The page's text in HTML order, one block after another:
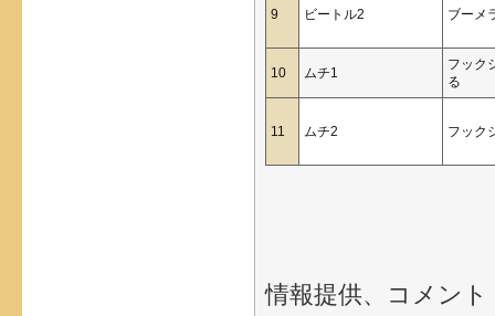
9 ビートル2 ブーメ
10 ムチ1
フック
る
11 ムチ2 フック
情報提供、コメント